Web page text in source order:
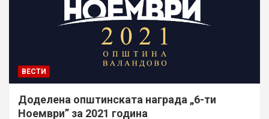
ВЕСТИ
Доделена општинската награда „6-ти
Ноември” за 2021 година